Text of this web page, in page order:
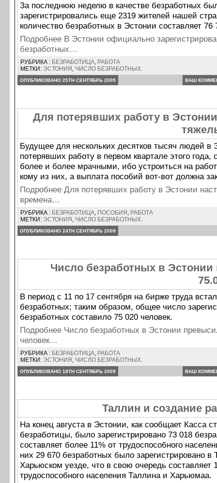
За последнюю неделю в качестве безработных
зарегистрировались еще 2319 жителей нашей
количество безработных в Эстонии составляет 76
Подробнее В Эстонии официально
безработных…
РУБРИКА : БЕЗРАБОТИЦА, РАБОТА
МЕТКИ: ЭСТОНИЯ , ЧИСЛО БЕЗРАБОТНЫХ.
ОПУБЛИКОВАНО 25TH СЕНТЯБРЬ 2009 ВАШ
Для потерявших работу в
Будущее для нескольких десятков тысяч людей в
потерявших работу в первом квартале этого года,
более и более мрачными, ибо устроиться на
кому из них, а выплата пособий вот-вот должна
Подробнее Для потерявших работу в Эстонии
времена…
РУБРИКА : БЕЗРАБОТИЦА, ПОСОБИЯ , РАБОТА
МЕТКИ: ЭСТОНИЯ , ЧИСЛО БЕЗРАБОТНЫХ.
ОПУБЛИКОВАНО 24TH СЕНТЯБРЬ 2009
Число безработных в
В период с 11 по 17 сентября на бирже труда
безработных; таким образом, общее число
безработных составило 75 020 человек.
Подробнее Число безработных в Эстонии
человек…
РУБРИКА : БЕЗРАБОТИЦА, РАБОТА
МЕТКИ: ЭСТОНИЯ , ЧИСЛО БЕЗРАБОТНЫХ.
ОПУБЛИКОВАНО 18TH СЕНТЯБРЬ 2009 ВАШ
Таллин и создание
На конец августа в Эстонии, как сообщает Касса
безработицы, было зарегистрировано 73 018
составляет более 11% от трудоспособного
них 29 670 безработных было зарегистрировано в
Харьюском уезде, что в свою очередь составляет
трудоспособного населения Таллина и Харьюмаа.